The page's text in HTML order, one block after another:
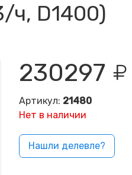
ч, D1400)
230297
Артикул: 21480
Нет в наличии
Нашли делевле?